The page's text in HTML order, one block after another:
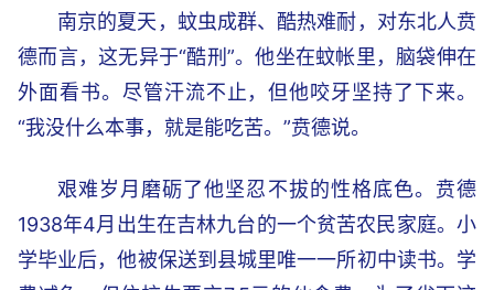
南京的夏天，蚊虫成群、酷热难耐，对东北人贲
德而言，这无异于“酷刑”。他坐在蚊帐里，脑袋伸在
外面看书。尽管汗流不止，但他咬牙坚持了下来。
“我没什么本事，就是能吃苦。”贲德说。
艰难岁月磨砺了他坚忍不拔的性格底色。贲德
1938年4月出生在吉林九台的一个贫苦农民家庭。小
学毕业后，他被保送到县城里唯一一所初中读书。学